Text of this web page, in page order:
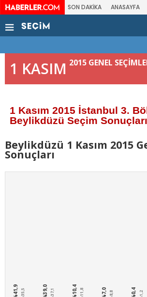
SON DAKİKA ANASAYFA
1 KASIM 2015 GENEL
1 Kasım 2015 İstanbul 3.
Beylikdüzü Seçim Sonuçları
Beylikdüzü 1 Kasım 2015
Sonuçları
%41,9 %35,5 %39,0 %37,1 %10,4 %11,8 %7,0 %0,4